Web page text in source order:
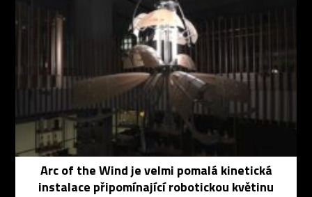
Arc of the Wind je velmi pomalá kinetická
instalace připomínající robotickou květinu